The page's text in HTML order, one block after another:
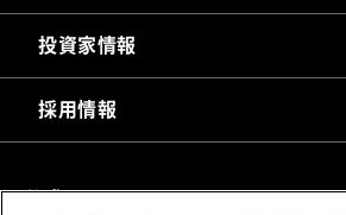
投資家情報
採用情報
公式SNS